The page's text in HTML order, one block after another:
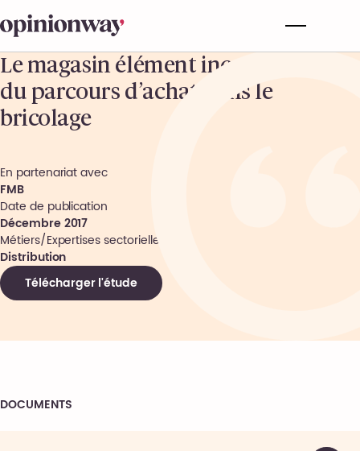
Le magasin élément incontournable
du parcours d’achat dans le
bricolage
En partenariat avec
FMB
Date de publication
Décembre 2017
Métiers/Expertises sectorielles
Distribution
Télécharger l'étude
DOCUMENTS